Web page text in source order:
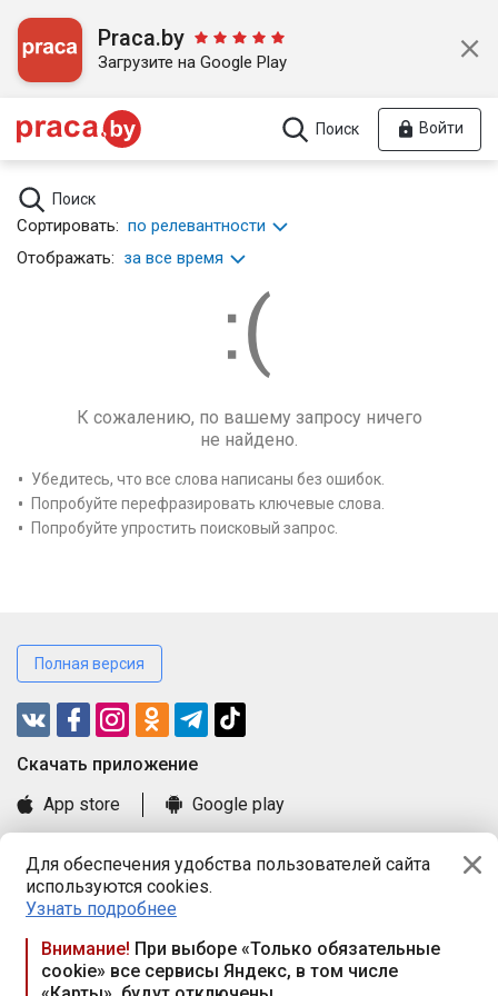
Для обеспечения удобства пользователей сайта
используются cookies.
Узнать подробнее
Внимание! При выборе «Только обязательные
cookie» все сервисы Яндекс, в том числе
Praca.by
Загрузите на Google Play
Поиск Войти
Поиск
Сортировать: по релевантности
Отображать: за все время
К сожалению, по вашему запросу ничего
не найдено.
Убедитесь, что все слова написаны без ошибок.
Попробуйте перефразировать ключевые слова.
Попробуйте упростить поисковый запрос.
Полная версия
Cкачать приложение
App store
Google play
Книга замечаний и предложений
Правила и документы
Praca.by © 2000—2026, ООО «ПРАЦА БАЙ»
Республика Беларусь, 220114, г. Минск, пр-т Независимости
117а, пом. № 9.